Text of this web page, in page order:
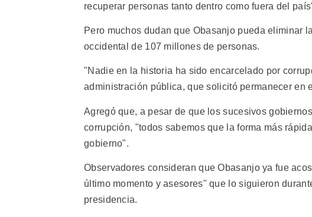
recuperar personas tanto dentro como fuera del
Pero muchos dudan que Obasanjo pueda eliminar
occidental de 107 millones de personas.
"Nadie en la historia ha sido encarcelado por
administración pública, que solicitó permanecer en
Agregó que, a pesar de que los sucesivos
corrupción, "todos sabemos que la forma más
gobierno".
Observadores consideran que Obasanjo ya fue
último momento y asesores" que lo siguieron
presidencia.